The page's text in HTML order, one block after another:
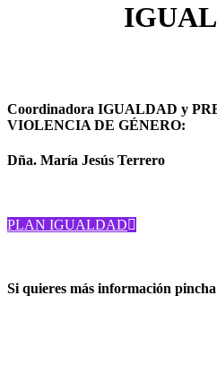
Coordinadora IGUALDAD y
VIOLENCIA DE GÉNERO:
Dña. María Jesús Terrero
PLAN IGUALDAD
Si quieres más información